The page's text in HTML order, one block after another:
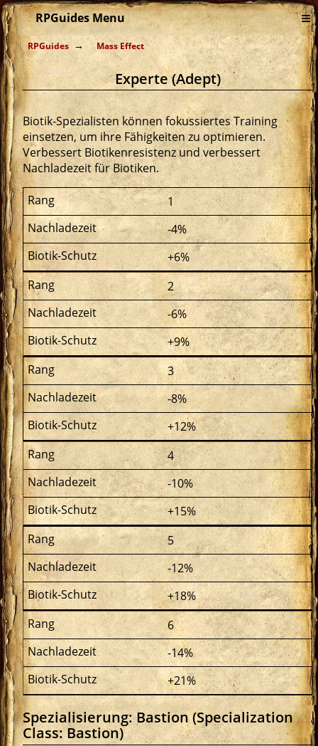
RPGuides Menu ≡
RPGuides Mass Effect
Experte (Adept)
Biotik-Spezialisten können fokussiertes Training
einsetzen, um ihre Fähigkeiten zu optimieren.
Verbessert Biotikenresistenz und verbessert
Nachladezeit für Biotiken.
1
-4%
+6%
2
-6%
+9%
3
-8%
+12%
4
-10%
+15%
5
-12%
+18%
6
-14%
+21%
Spezialisierung: Bastion (Specialization
Class: Bastion)